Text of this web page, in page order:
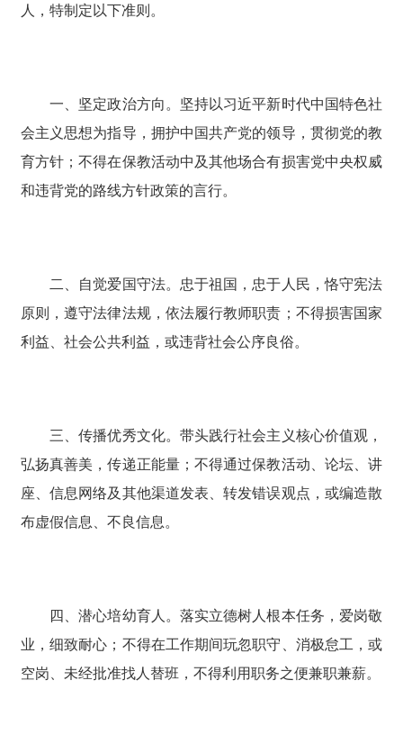
人，特制定以下准则。
一、坚定政治方向。坚持以习近平新时代中国特色社
会主义思想为指导，拥护中国共产党的领导，贯彻党的教
育方针；不得在保教活动中及其他场合有损害党中央权威
和违背党的路线方针政策的言行。
二、自觉爱国守法。忠于祖国，忠于人民，恪守宪法
原则，遵守法律法规，依法履行教师职责；不得损害国家
利益、社会公共利益，或违背社会公序良俗。
三、传播优秀文化。带头践行社会主义核心价值观，
弘扬真善美，传递正能量；不得通过保教活动、论坛、讲
座、信息网络及其他渠道发表、转发错误观点，或编造散
布虚假信息、不良信息。
四、潜心培幼育人。落实立德树人根本任务，爱岗敬
业，细致耐心；不得在工作期间玩忽职守、消极怠工，或
空岗、未经批准找人替班，不得利用职务之便兼职兼薪。